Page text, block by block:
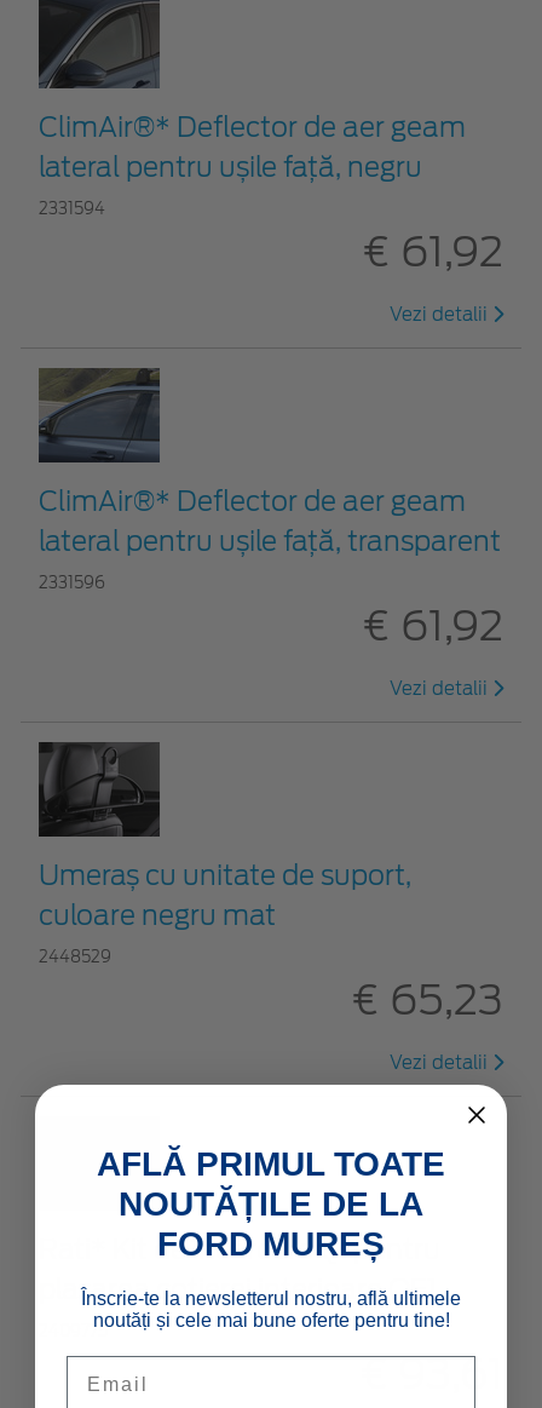
ClimAir®* Deflector de aer geam
lateral pentru ușile față, negru
2331594
€ 61,92
Vezi detalii
ClimAir®* Deflector de aer geam
lateral pentru ușile față, transparent
2331596
€ 61,92
Vezi detalii
Umeraș cu unitate de suport,
culoare negru mat
2448529
€ 65,23
Vezi detalii
Rati* Kit de încărcare Qi pentru
plasarea cotierei interioare OE1
2409775
€ 93,61
AFLĂ PRIMUL TOATE
NOUTĂȚILE DE LA
FORD MUREȘ
Înscrie-te la newsletterul nostru, află ultimele
noutăți și cele mai bune oferte pentru tine!